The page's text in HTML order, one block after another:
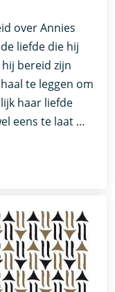
over Annies
liefde die hij
bereid zijn
te leggen om
haar liefde
eens te laat …